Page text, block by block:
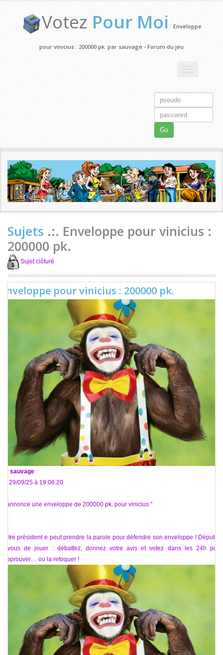
Votez Pour Moi Enveloppe
pour vinicius : 200000 pk. par sauvage - Forum du jeu
Go
Sujets .:. Enveloppe pour vinicius :
200000 pk.
Sujet clôturé
Enveloppe pour vinicius : 200000 pk.
sauvage
Le 29/09/25 à 19:06:20
"J'annonce une enveloppe de 200000 pk. pour vinicius "
Notre président·e peut prendre la parole pour défendre son enveloppe ! Députés,
à vous de jouer : débattez, donnez votre avis et votez dans les 24h pour
l'approuver… ou la retoquer !